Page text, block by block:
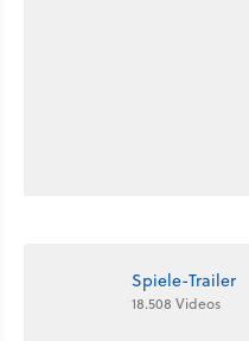
Spiele-Trailer
18.508 Videos